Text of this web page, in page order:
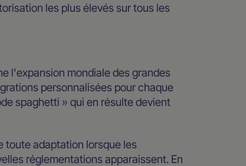
les plus élevés sur tous les
l'expansion mondiale des grandes
personnalisées pour chaque
spaghetti » qui en résulte devient
adaptation lorsque les
réglementations apparaissent. En